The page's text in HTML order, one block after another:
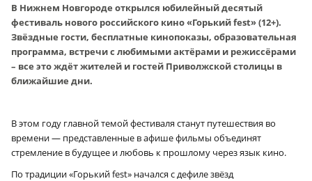
В Нижнем Новгороде открылся юбилейный десятый
фестиваль нового российского кино «Горький fest» (12+).
Звёздные гости, бесплатные кинопоказы, образовательная
программа, встречи с любимыми актёрами и режиссёрами
– все это ждёт жителей и гостей Приволжской столицы в
ближайшие дни.
В этом году главной темой фестиваля станут путешествия во
времени — представленные в афише фильмы объединят
стремление в будущее и любовь к прошлому через язык кино.
По традиции «Горький fest» начался с дефиле звёзд